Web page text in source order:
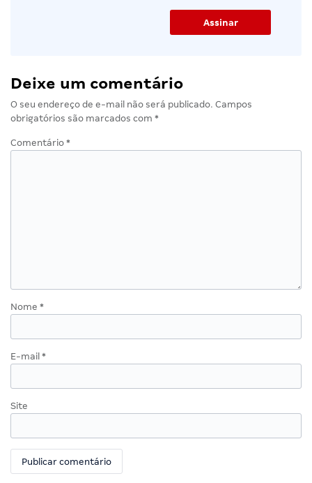
Deixe um comentário
O seu endereço de e-mail não será publicado. Campos
obrigatórios são marcados com *
Comentário *
Nome *
E-mail *
Site